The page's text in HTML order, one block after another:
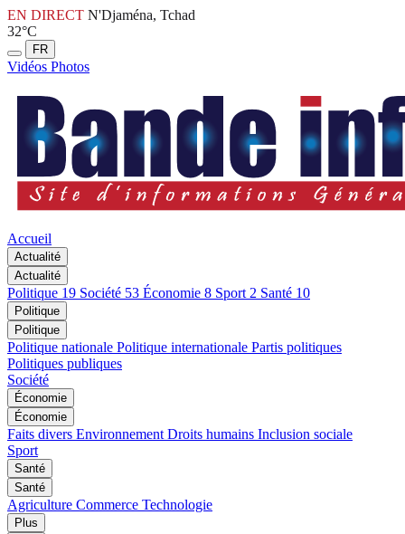
EN DIRECT N'Djaména, Tchad
32°C
FR
Vidéos Photos
Accueil
Actualité
Actualité
Politique 19 Société 53 Économie 8 Sport 2 Santé 10
Politique
Politique
Politique nationale Politique internationale Partis politiques
Politiques publiques
Société
Économie
Économie
Faits divers Environnement Droits humains Inclusion sociale
Sport
Santé
Santé
Agriculture Commerce Technologie
Plus